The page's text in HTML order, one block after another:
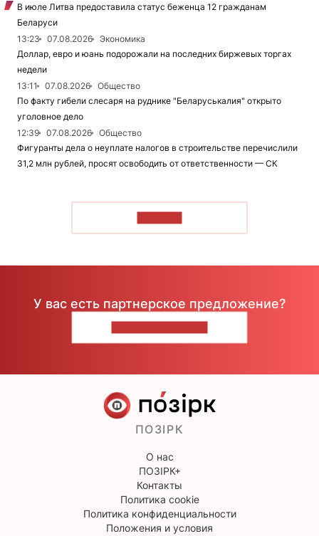
В июле Литва предоставила статус беженца 12 гражданам
Беларуси
13:23
07.08.2026
Экономика
Доллар, евро и юань подорожали на последних биржевых торгах
недели
13:11
07.08.2026
Общество
По факту гибели слесаря на руднике "Беларуськалия" открыто
уголовное дело
12:39
07.08.2026
Общество
Фигуранты дела о неуплате налогов в строительстве перечислили
31,2 млн рублей, просят освободить от ответственности — СК
У вас есть партнерское предложение?
ПОЗІРК
О нас
ПОЗІРК+
Контакты
Политика cookie
Политика конфиденциальности
Положения и условия